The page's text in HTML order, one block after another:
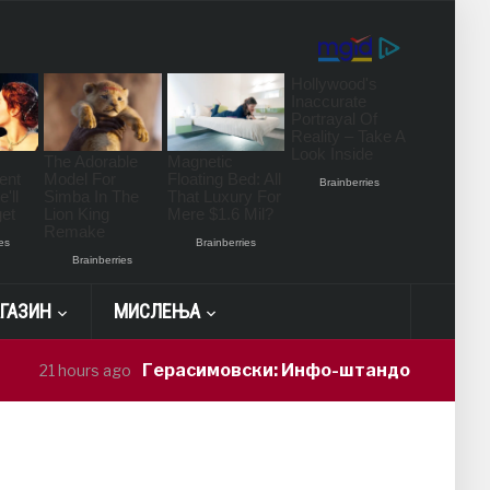
МИСЛЕЊА
21 hours ago Герасимовски: Инфо-штандови и